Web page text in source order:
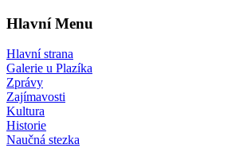
Hlavní Menu
Hlavní strana
Galerie u Plazíka
Zprávy
Zajímavosti
Kultura
Historie
Naučná stezka